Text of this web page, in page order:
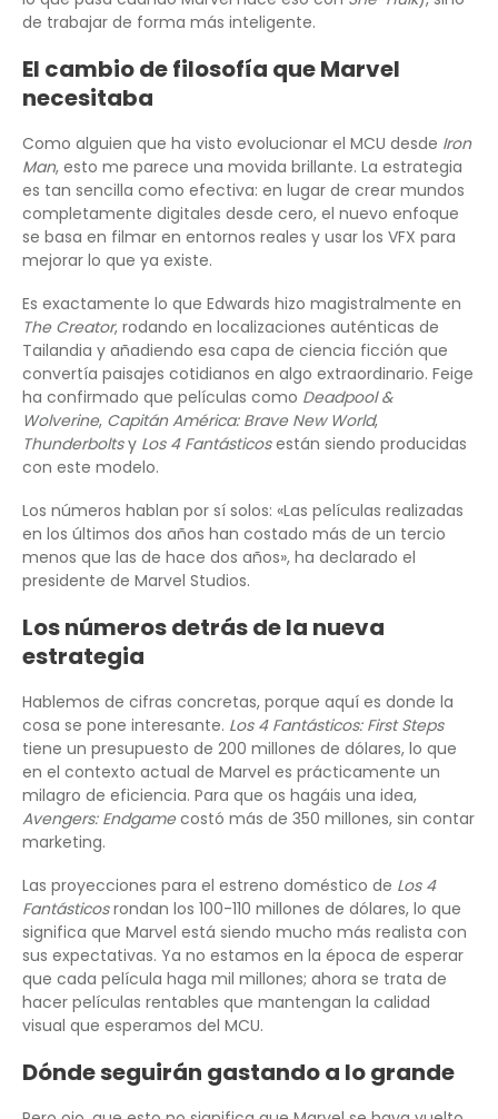
de trabajar de forma más inteligente.
El cambio de filosofía que Marvel
necesitaba
Como alguien que ha visto evolucionar el MCU desde Iron
Man, esto me parece una movida brillante. La estrategia
es tan sencilla como efectiva: en lugar de crear mundos
completamente digitales desde cero, el nuevo enfoque
se basa en filmar en entornos reales y usar los VFX para
mejorar lo que ya existe.
Es exactamente lo que Edwards hizo magistralmente en
The Creator, rodando en localizaciones auténticas de
Tailandia y añadiendo esa capa de ciencia ficción que
convertía paisajes cotidianos en algo extraordinario. Feige
ha confirmado que películas como Deadpool &
Wolverine, Capitán América: Brave New World,
Thunderboltsy Los 4 Fantásticosestán siendo producidas
con este modelo.
Los números hablan por sí solos: «Las películas realizadas
en los últimos dos años han costado más de un tercio
menos que las de hace dos años», ha declarado el
presidente de Marvel Studios.
Los números detrás de la nueva
estrategia
Hablemos de cifras concretas, porque aquí es donde la
cosa se pone interesante. Los 4 Fantásticos: First Steps
tiene un presupuesto de 200 millones de dólares, lo que
en el contexto actual de Marvel es prácticamente un
milagro de eficiencia. Para que os hagáis una idea,
Avengers: Endgamecostó más de 350 millones, sin contar
marketing.
Las proyecciones para el estreno doméstico de Los 4
Fantásticosrondan los 100-110 millones de dólares, lo que
significa que Marvel está siendo mucho más realista con
sus expectativas. Ya no estamos en la época de esperar
que cada película haga mil millones; ahora se trata de
hacer películas rentables que mantengan la calidad
visual que esperamos del MCU.
Dónde seguirán gastando a lo grande